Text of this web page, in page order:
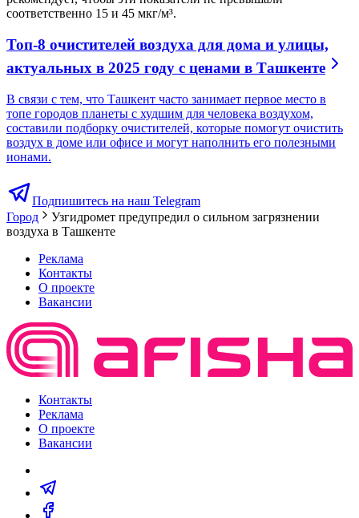
соответственно 15 и 45 мкг/м³.
Топ-8 очистителей воздуха для дома и улицы,
актуальных в 2025 году с ценами в Ташкенте
В связи с тем, что Ташкент часто занимает первое место в
топе городов планеты с худшим для человека воздухом,
составили подборку очистителей, которые помогут очистить
воздух в доме или офисе и могут наполнить его полезными
ионами.
Подпишитесь на наш Telegram
Город
Узгидромет предупредил о сильном загрязнении
воздуха в Ташкенте
Реклама
Контакты
О проекте
Вакансии
Контакты
Реклама
О проекте
Вакансии